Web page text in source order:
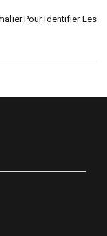
Pour Identifier Les